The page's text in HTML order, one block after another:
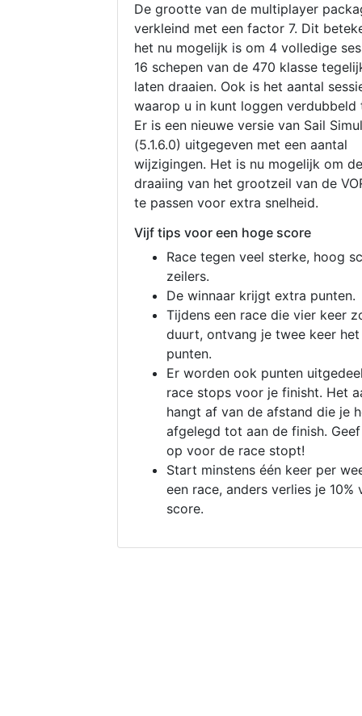
De grootte van de multiplayer
verkleind met een factor 7. Dit
het nu mogelijk is om 4 volledige
16 schepen van de 470 klasse
laten draaien. Ook is het aantal
waarop u in kunt loggen verdubbeld
Er is een nieuwe versie van Sail
(5.1.6.0) uitgegeven met een aantal
wijzigingen. Het is nu mogelijk om de
draaiing van het grootzeil van de
te passen voor extra snelheid.
Vijf tips voor een hoge score
Race tegen veel sterke, hoog
zeilers.
De winnaar krijgt extra punten.
Tijdens een race die vier keer
duurt, ontvang je twee keer
punten.
Er worden ook punten
race stops voor je finisht. Het
hangt af van de afstand die je
afgelegd tot aan de finish.
op voor de race stopt!
Start minstens één keer per
een race, anders verlies je 10%
score.